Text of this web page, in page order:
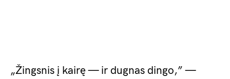
„Žingsnis į kairę — ir dugnas dingo,” —